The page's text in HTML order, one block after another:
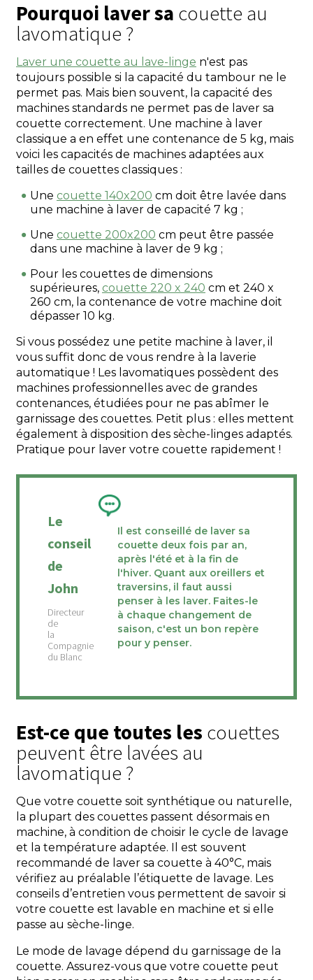
Pourquoi laver sa couette au
lavomatique ?
Laver une couette au lave-linge n'est pas
toujours possible si la capacité du tambour ne le
permet pas. Mais bien souvent, la capacité des
machines standards ne permet pas de laver sa
couette correctement. Une machine à laver
classique a en effet une contenance de 5 kg, mais
voici les capacités de machines adaptées aux
tailles de couettes classiques :
Une couette 140x200 cm doit être lavée dans
une machine à laver de capacité 7 kg ;
Une couette 200x200 cm peut être passée
dans une machine à laver de 9 kg ;
Pour les couettes de dimensions
supérieures, couette 220 x 240 cm et 240 x
260 cm, la contenance de votre machine doit
dépasser 10 kg.
Si vous possédez une petite machine à laver, il
vous suffit donc de vous rendre à la laverie
automatique ! Les lavomatiques possèdent des
machines professionnelles avec de grandes
contenances, étudiées pour ne pas abîmer le
garnissage des couettes. Petit plus : elles mettent
également à disposition des sèche-linges adaptés.
Pratique pour laver votre couette rapidement !
Le
conseil
de
John
Il est conseillé de laver sa
couette deux fois par an,
après l'été et à la fin de
l'hiver. Quant aux oreillers et
traversins, il faut aussi
penser à les laver. Faites-le
à chaque changement de
saison, c'est un bon repère
pour y penser.
Est-ce que toutes les couettes
peuvent être lavées au
lavomatique ?
Que votre couette soit synthétique ou naturelle,
la plupart des couettes passent désormais en
machine, à condition de choisir le cycle de lavage
et la température adaptée. Il est souvent
recommandé de laver sa couette à 40°C, mais
vérifiez au préalable l’étiquette de lavage. Les
conseils d’entretien vous permettent de savoir si
votre couette est lavable en machine et si elle
passe au sèche-linge.
Le mode de lavage dépend du garnissage de la
couette. Assurez-vous que votre couette peut